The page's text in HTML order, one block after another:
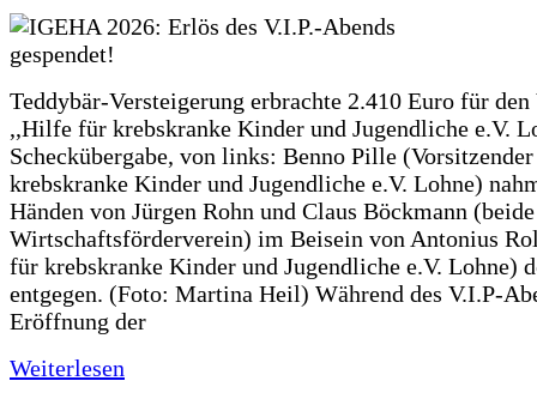
Teddybär-Versteigerung erbrachte 2.410 Euro für den
,,Hilfe für krebskranke Kinder und Jugendliche e.V.
Scheckübergabe, von links: Benno Pille
krebskranke Kinder und Jugendliche e.V. Lohne)
Händen von Jürgen Rohn und Claus Böckmann
Wirtschaftsförderverein) im Beisein von Antonius
für krebskranke Kinder und Jugendliche e.V. Lohne)
entgegen. (Foto: Martina Heil) Während des V.I.P-
Eröffnung der
Weiterlesen